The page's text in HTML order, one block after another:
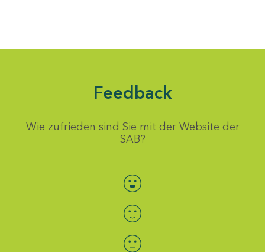
Feedback
Wie zufrieden sind Sie mit der Website der
SAB?
Bewertung auswählen